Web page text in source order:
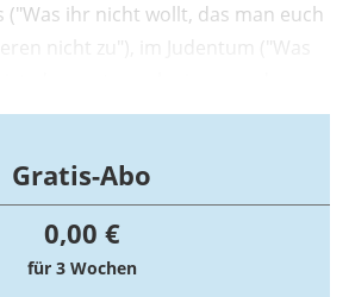
("Was ihr nicht wollt, das man euch
nicht zu"), im Judentum ("Was
und im Christentum ("Alles, was ihr
Gratis-Abo
0,00 €
für 3 Wochen